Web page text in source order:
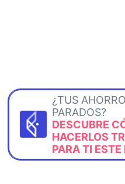
¿TUS
PARADOS?
DESCUBRE
HACERLOS
PARA TI ESTE